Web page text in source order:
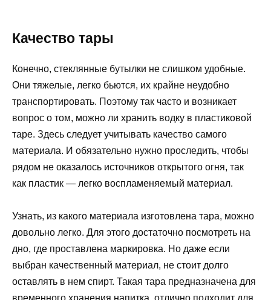
Качество тары
Конечно, стеклянные бутылки не слишком удобные.
Они тяжелые, легко бьются, их крайне неудобно
транспортировать. Поэтому так часто и возникает
вопрос о том, можно ли хранить водку в пластиковой
таре. Здесь следует учитывать качество самого
материала. И обязательно нужно проследить, чтобы
рядом не оказалось источников открытого огня, так
как пластик — легко воспламеняемый материал.
Узнать, из какого материала изготовлена тара, можно
довольно легко. Для этого достаточно посмотреть на
дно, где проставлена маркировка. Но даже если
выбран качественный материал, не стоит долго
оставлять в нем спирт. Такая тара предназначена для
временного хранения напитка, отлично подходит для